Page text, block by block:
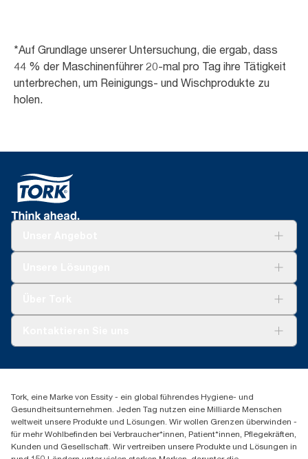
*Auf Grundlage unserer Untersuchung, die ergab, dass
44 % der Maschinenführer 20-mal pro Tag ihre Tätigkeit
unterbrechen, um Reinigungs- und Wischprodukte zu
holen.
Produktreklamation
Spenderreklamation
+49 (0)621/778 4700
Essity Professional Hygiene Germany GmbH
Sandhofer Straße 176
68305 Mannheim
Mo-Do 8:00-16:30 Uhr | Fr 8:00-15:00
Tork, eine Marke von Essity - ein global führendes Hygiene- und
Gesundheitsunternehmen. Jeden Tag nutzen eine Milliarde Menschen
weltweit unsere Produkte und Lösungen. Wir wollen Grenzen überwinden -
für mehr Wohlbefinden bei Verbraucher*innen, Patient*innen, Pflegekräften,
Kunden und Gesellschaft. Wir vertreiben unsere Produkte und Lösungen in